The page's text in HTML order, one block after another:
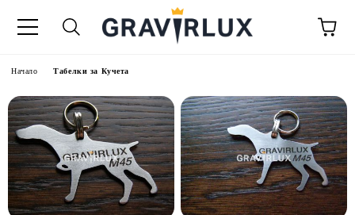
Начало Табелки за Кучета